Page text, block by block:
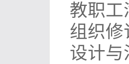
教职工
组织修
设计与